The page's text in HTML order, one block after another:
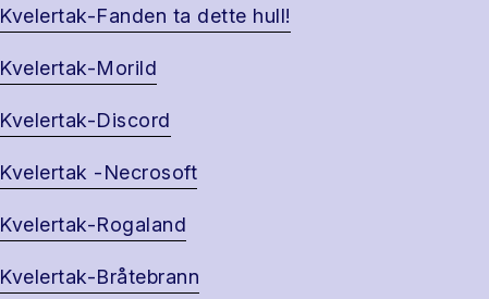
Kvelertak-Fanden ta dette hull!
Kvelertak-Morild
Kvelertak-Discord
Kvelertak -Necrosoft
Kvelertak-Rogaland
Kvelertak-Bråtebrann